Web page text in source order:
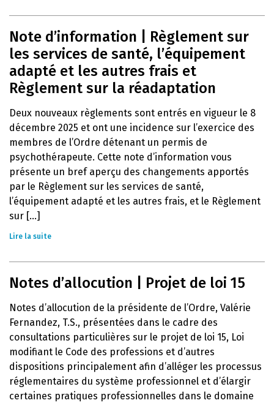
Note d’information | Règlement sur
les services de santé, l’équipement
adapté et les autres frais et
Règlement sur la réadaptation
Deux nouveaux règlements sont entrés en vigueur le 8
décembre 2025 et ont une incidence sur l’exercice des
membres de l’Ordre détenant un permis de
psychothérapeute. Cette note d’information vous
présente un bref aperçu des changements apportés
par le Règlement sur les services de santé,
l’équipement adapté et les autres frais, et le Règlement
sur [...]
Lire la suite
Notes d’allocution | Projet de loi 15
Notes d’allocution de la présidente de l’Ordre, Valérie
Fernandez, T.S., présentées dans le cadre des
consultations particulières sur le projet de loi 15, Loi
modifiant le Code des professions et d’autres
dispositions principalement afin d’alléger les processus
réglementaires du système professionnel et d’élargir
certaines pratiques professionnelles dans le domaine